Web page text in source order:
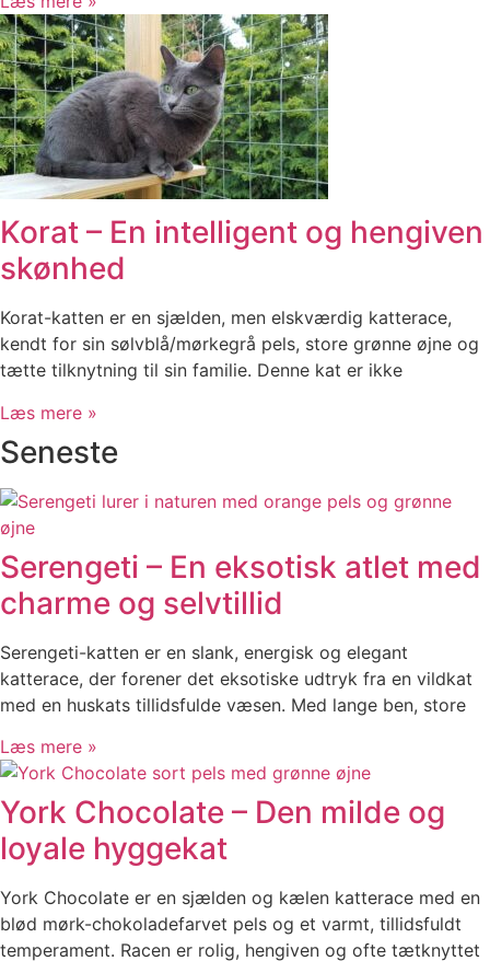
Korat – En intelligent og hengiven
skønhed
Korat-katten er en sjælden, men elskværdig katterace,
kendt for sin sølvblå/mørkegrå pels, store grønne øjne og
tætte tilknytning til sin familie. Denne kat er ikke
Læs mere »
Seneste
Serengeti – En eksotisk atlet med
charme og selvtillid
Serengeti-katten er en slank, energisk og elegant
katterace, der forener det eksotiske udtryk fra en vildkat
med en huskats tillidsfulde væsen. Med lange ben, store
Læs mere »
York Chocolate – Den milde og
loyale hyggekat
York Chocolate er en sjælden og kælen katterace med en
blød mørk-chokoladefarvet pels og et varmt, tillidsfuldt
temperament. Racen er rolig, hengiven og ofte tætknyttet